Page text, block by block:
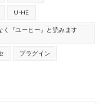
U-HE
く『ユーヒー』と読みます
プラグイン